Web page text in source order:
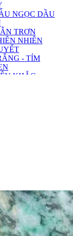
NGỌC DẦU
TRƠN
NHIÊN
- TÍM
KHẮC
CHO NAM
NHIÊN